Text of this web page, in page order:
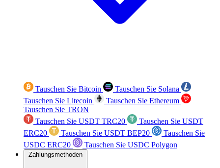
Tauschen Sie Bitcoin
Tauschen Sie Solana
Tauschen Sie Litecoin
Tauschen Sie Ethereum
Tauschen Sie TRON
Tauschen Sie USDT TRC20
Tauschen Sie USDT
ERC20
Tauschen Sie USDT BEP20
Tauschen Sie
USDC ERC20
Tauschen Sie USDC Polygon
Zahlungsmethoden